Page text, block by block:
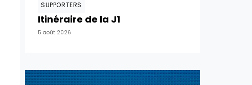
SUPPORTERS
Itinéraire de la J1
5 août 2026